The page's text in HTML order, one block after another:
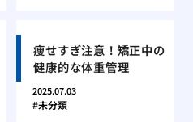
痩せすぎ注意！矯正中の
健康的な体重管理
2025.07.03
未分類